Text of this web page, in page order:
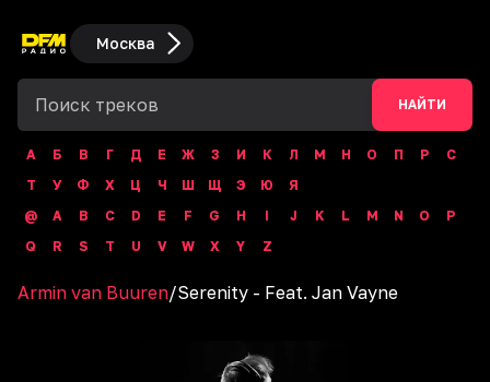
Москва
НАЙТИ
А Б В Г Д Е Ж З И К Л М Н О П Р
С
Т
У Ф Х Ц Ч Ш Щ Э Ю
Я
@
A B C D E F G H I J K L M N O
P
Q
R S T U V W X Y Z
Armin van Buuren/Serenity - Feat. Jan Vayne